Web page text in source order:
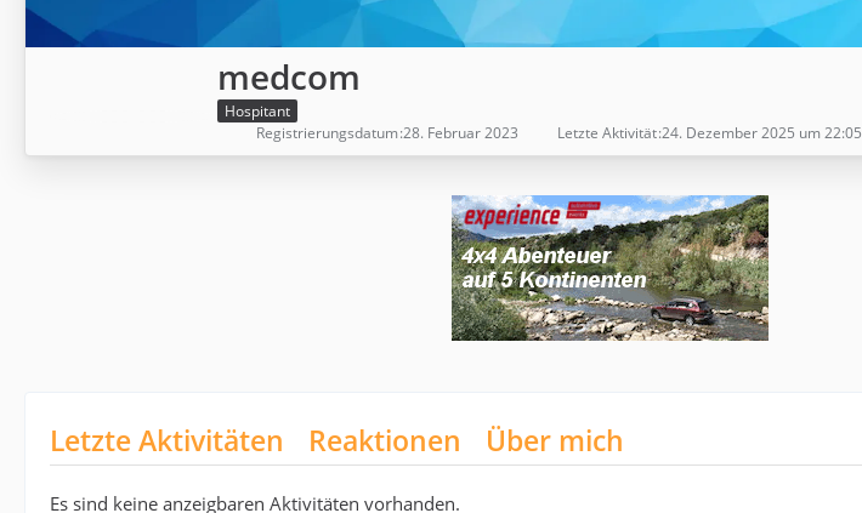
medcom
Hospitant
Registrierungsdatum 28. Februar 2023 Letzte Aktivität 24. Dezember 2025 um 22:05
Letzte Aktivitäten Reaktionen Über mich
Es sind keine anzeigbaren Aktivitäten vorhanden.